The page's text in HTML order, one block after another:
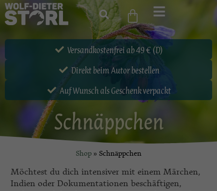
Versandkostenfrei ab 49 € (D)
Direkt beim Autor bestellen
Auf Wunsch als Geschenk verpackt
Schnäppchen
Shop » Schnäppchen
Möchtest du dich intensiver mit einem Märchen,
Indien oder Dokumentationen beschäftigen,